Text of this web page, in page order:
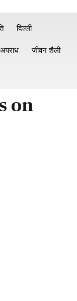
दिल्ली
अपराध जीवन शैली
on